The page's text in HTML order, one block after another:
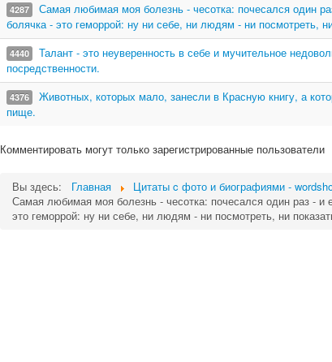
4287
Самая любимая моя болезнь - чесотка: почесался один
болячка - это геморрой: ну ни себе, ни людям - ни посмотреть,
4440
Талант - это неуверенность в себе и мучительное
посредственности.
4376
Животных, которых мало, занесли в Красную книгу, а
пище.
Комментировать могут только зарегистрированные пользователи
Вы здесь: Главная Цитаты c фото и биографиями -
Самая любимая моя болезнь - чесотка: почесался один раз - и
это геморрой: ну ни себе, ни людям - ни посмотреть, ни